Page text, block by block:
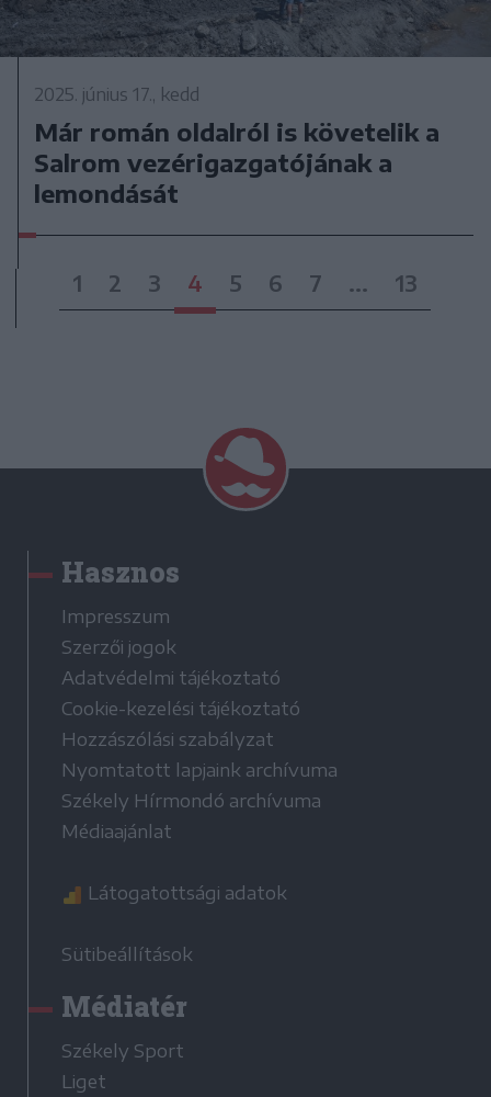
2025. június 17., kedd
Már román oldalról is követelik a
Salrom vezérigazgatójának a
lemondását
1 2 3 4 5 6 7 ... 13
Hasznos
Impresszum
Szerzői jogok
Adatvédelmi tájékoztató
Cookie-kezelési tájékoztató
Hozzászólási szabályzat
Nyomtatott lapjaink archívuma
Székely Hírmondó archívuma
Médiaajánlat
Látogatottsági adatok
Sütibeállítások
Médiatér
Székely Sport
Liget